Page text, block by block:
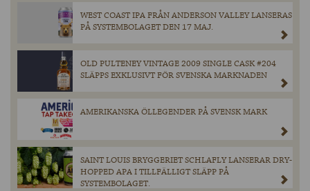
WEST COAST IPA FRÅN ANDERSON VALLEY LANSERAS
PÅ SYSTEMBOLAGET DEN 17 MAJ.
OLD PULTENEY VINTAGE 2009 SINGLE CASK #204
SLÄPPS EXKLUSIVT FÖR SVENSKA MARKNADEN
AMERIKANSKA ÖLLEGENDER PÅ SVENSK MARK
SAINT LOUIS BRYGGERIET SCHLAFLY LANSERAR DRY-
HOPPED APA I TILLFÄLLIGT SLÄPP PÅ
SYSTEMBOLAGET.